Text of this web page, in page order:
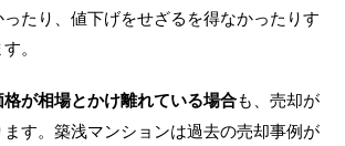
たり、値下げをせざるを得なかったりす
。
が相場とかけ離れている場合も、売却が
す。築浅マンションは過去の売却事例が